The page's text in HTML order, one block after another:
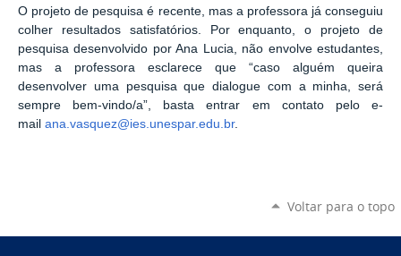
O projeto de pesquisa é recente, mas a professora já conseguiu
colher resultados satisfatórios. Por enquanto, o projeto de
pesquisa desenvolvido por Ana Lucia, não envolve estudantes,
mas a professora esclarece que “caso alguém queira
desenvolver uma pesquisa que dialogue com a minha, será
sempre bem-vindo/a”, basta entrar em contato pelo e-
mail ana.vasquez@ies.unespar.edu.br.
Voltar para o topo